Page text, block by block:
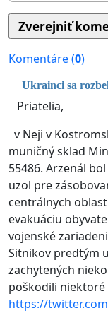
Komentáre (0)
Ukrainci sa
Priatelia,
v Neji v
muničný sklad
55486. Arzenál
uzol pre
centrálnych
evakuáciu
vojenské
Sitnikov predtým
zachytených
poškodili niektoré
https://